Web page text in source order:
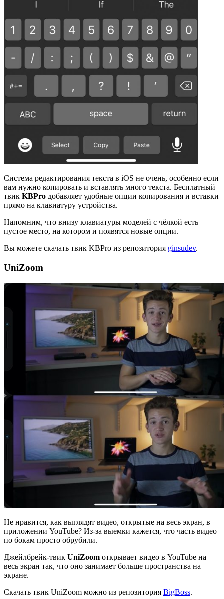
Система редактирования текста в iOS не очень, особенно если
вам нужно копировать и вставлять много текста. Бесплатный
твик KBPro добавляет удобные опции копирования и вставки
прямо на клавиатуру устройства.
Напомним, что внизу клавиатуры моделей с чёлкой есть
пустое место, на котором и появятся новые опции.
Вы можете скачать твик KBPro из репозитория ginsudev.
UniZoom
Не нравится, как выглядят видео, открытые на весь экран, в
приложении YouTube? Из-за выемки кажется, что часть видео
по бокам просто обрубили.
Джейлбрейк-твик UniZoom открывает видео в YouTube на
весь экран так, что оно занимает больше пространства на
экране.
Скачать твик UniZoom можно из репозитория BigBoss.